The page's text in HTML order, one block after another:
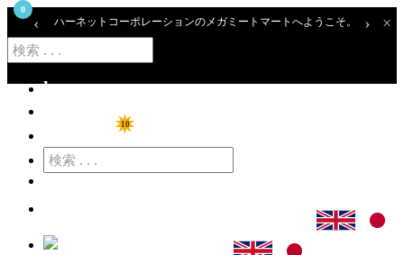
‹ ハーネットコーポレーションのメガミートマートへようこそ。 › ×
home
10
0